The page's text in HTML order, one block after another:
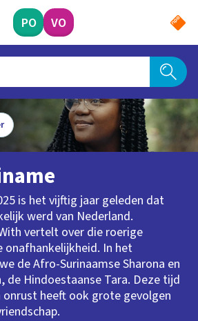
PO VO
is het vijftig jaar geleden dat
werd van Nederland.
vertelt over die roerige
onafhankelijkheid. In het
de Afro-Surinaamse Sharona en
de Hindoestaanse Tara. Deze tijd
onrust heeft ook grote gevolgen